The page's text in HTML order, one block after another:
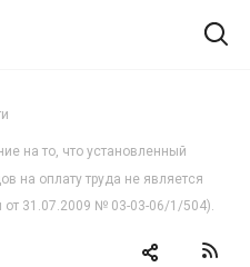
на то, что установленный
на оплату труда не является
31.07.2009 № 03-03-06/1/504).